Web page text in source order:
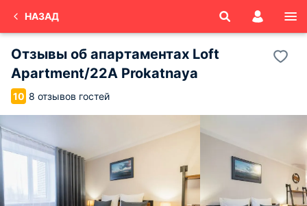
НАЗАД
Отзывы об апартаментах Loft
Apartment/22A Prokatnaya
10 8 отзывов гостей